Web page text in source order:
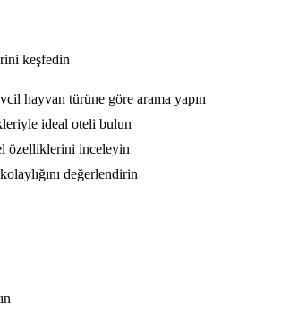
keşfedin
hayvan türüne göre arama yapın
ideal oteli bulun
özelliklerini inceleyin
değerlendirin